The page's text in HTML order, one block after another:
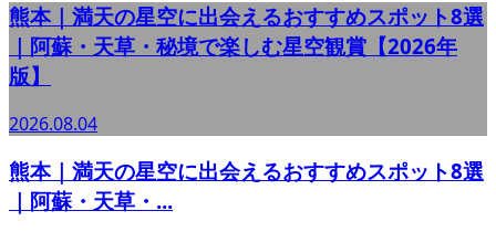
熊本｜満天の星空に出会えるおすすめスポット8選
｜阿蘇・天草・秘境で楽しむ星空観賞【2026年
版】
2026.08.04
熊本｜満天の星空に出会えるおすすめスポット8選
｜阿蘇・天草・...